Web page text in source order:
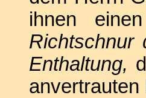
ihnen
Richtschnur
Enthaltung,
anvertrauten